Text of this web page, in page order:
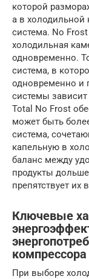
которой
а в холодильной
система. No
холодильная
одновременно.
система, в
одновременно и
системы
Total No Frost
может быть
система,
капельную в
баланс между
продукты
препятствует
Ключевые
компрессора
При выборе